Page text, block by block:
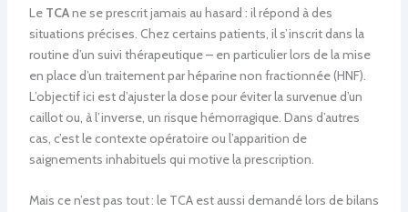
Le TCAne se prescrit jamais au hasard : il répond à des
situations précises. Chez certains patients, il s’inscrit dans la
routine d’un suivi thérapeutique – en particulier lors de la mise
en place d’un traitement par héparine non fractionnée (HNF).
L’objectif ici est d’ajuster la dose pour éviter la survenue d’un
caillot ou, à l’inverse, un risque hémorragique. Dans d’autres
cas, c’est le contexte opératoire ou l’apparition de
saignements inhabituels qui motive la prescription.
Mais ce n’est pas tout : le TCA est aussi demandé lors de bilans